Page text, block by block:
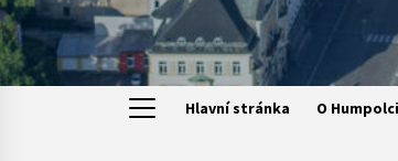
Hlavní stránka O Humpolci